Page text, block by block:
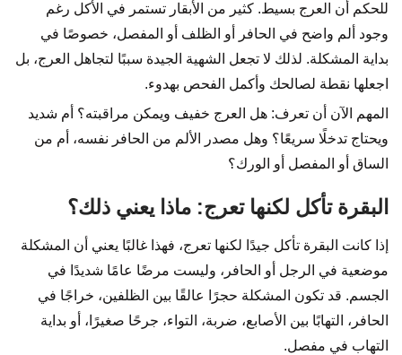
للحكم أن العرج بسيط. كثير من الأبقار تستمر في الأكل رغم
وجود ألم واضح في الحافر أو الظلف أو المفصل، خصوصًا في
بداية المشكلة. لذلك لا تجعل الشهية الجيدة سببًا لتجاهل العرج، بل
اجعلها نقطة لصالحك وأكمل الفحص بهدوء.
المهم الآن أن تعرف: هل العرج خفيف ويمكن مراقبته؟ أم شديد
ويحتاج تدخلًا سريعًا؟ وهل مصدر الألم من الحافر نفسه، أم من
الساق أو المفصل أو الورك؟
البقرة تأكل لكنها تعرج: ماذا يعني ذلك؟
إذا كانت البقرة تأكل جيدًا لكنها تعرج، فهذا غالبًا يعني أن المشكلة
موضعية في الرجل أو الحافر، وليست مرضًا عامًا شديدًا في
الجسم. قد تكون المشكلة حجرًا عالقًا بين الظلفين، خراجًا في
الحافر، التهابًا بين الأصابع، ضربة، التواء، جرحًا صغيرًا، أو بداية
التهاب في مفصل.